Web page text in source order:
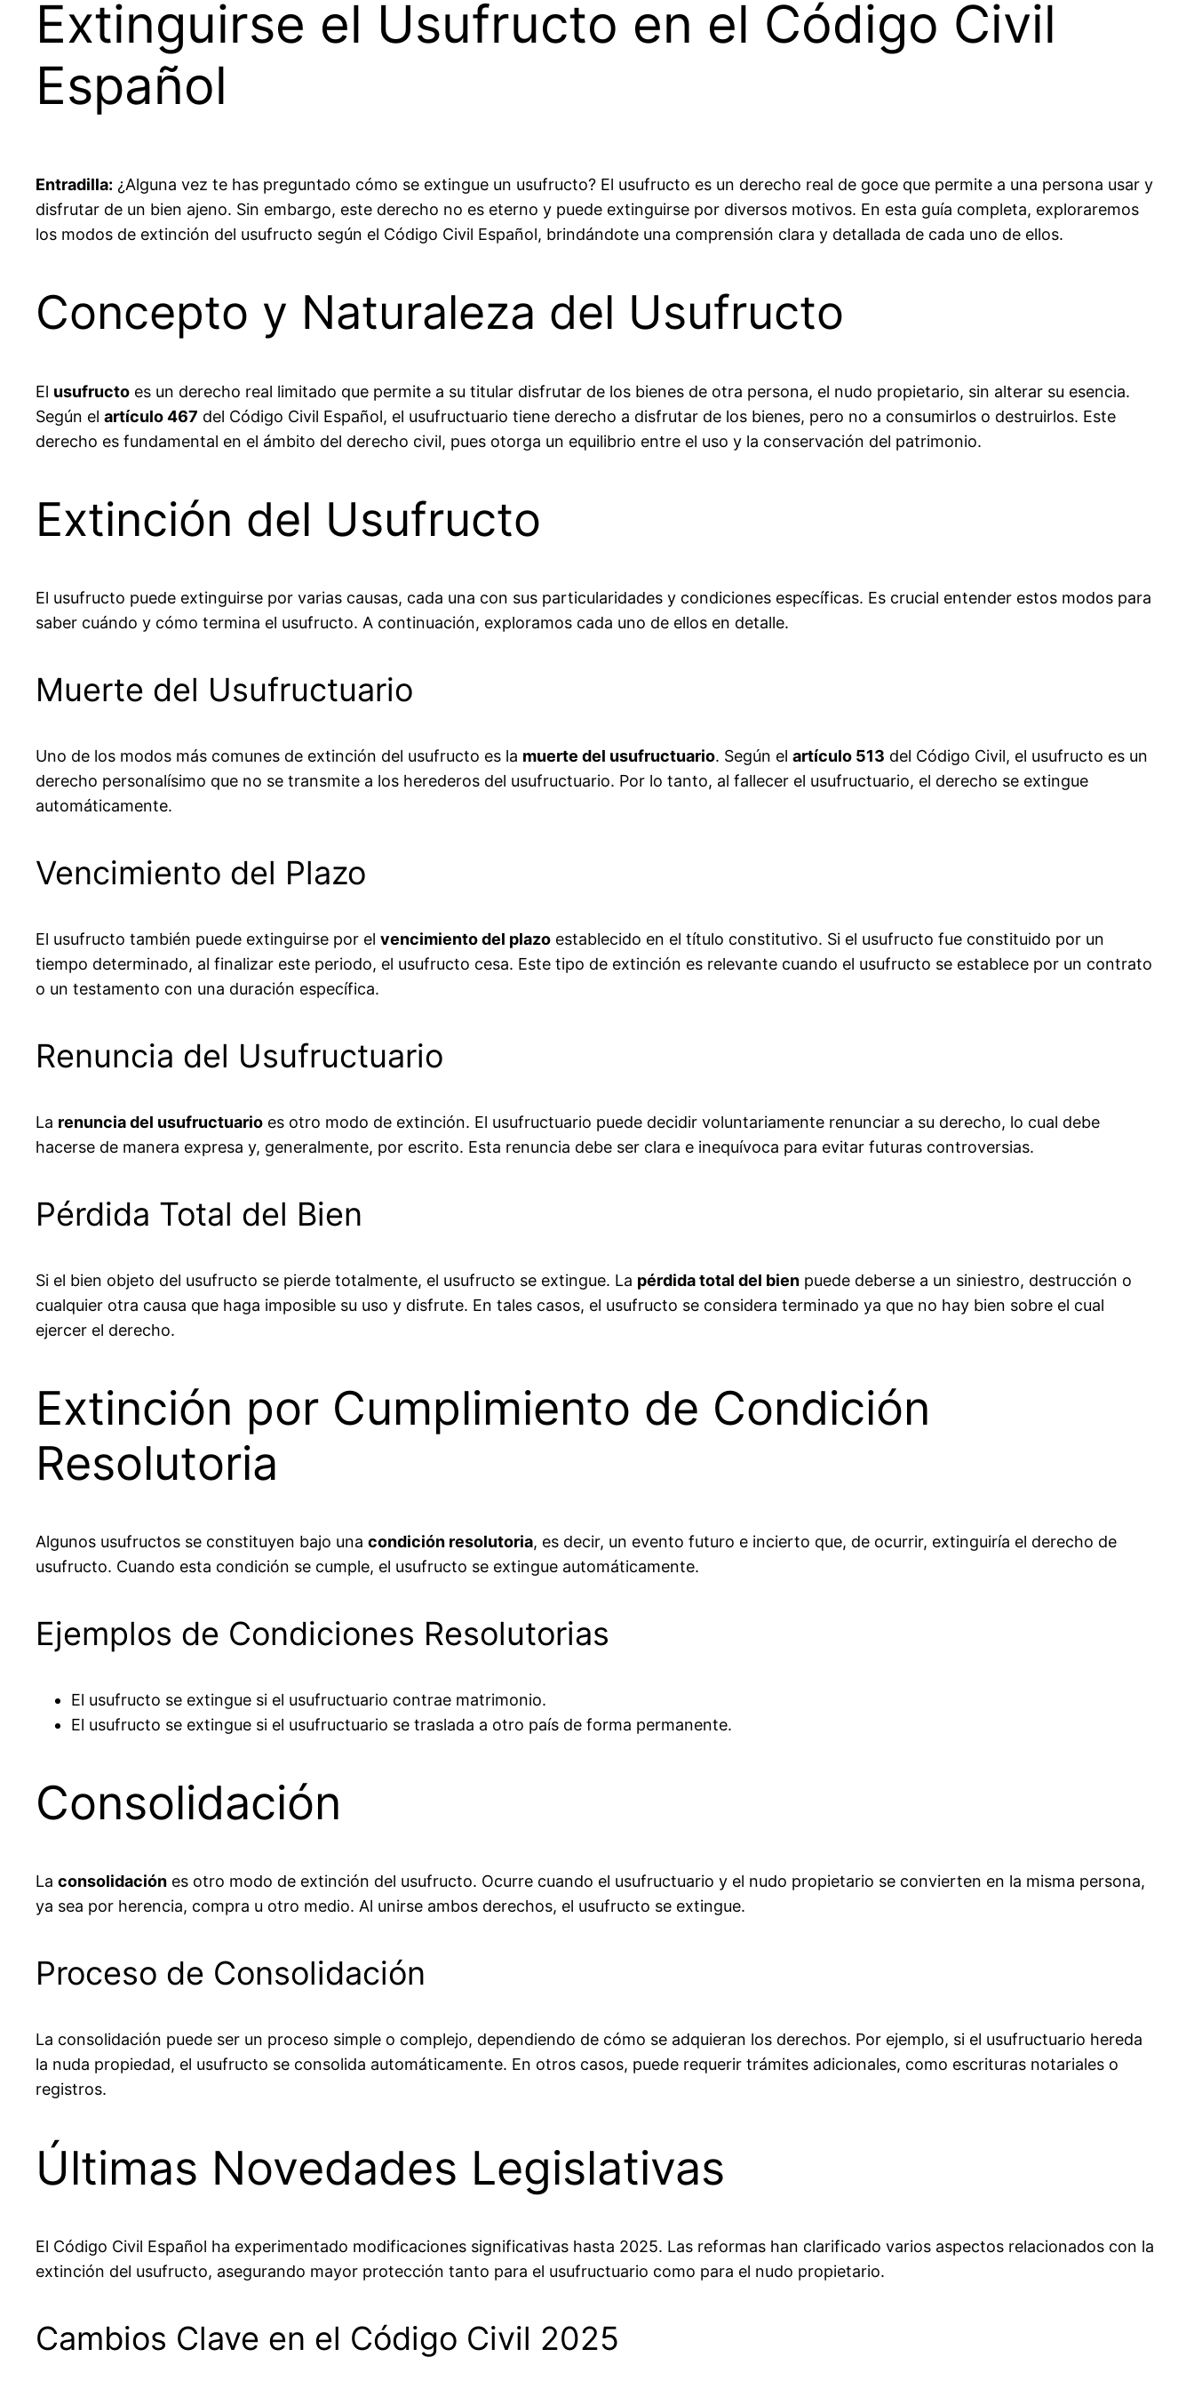
Extinguirse el Usufructo en el Código Civil
Español
Entradilla: ¿Alguna vez te has preguntado cómo se extingue un usufructo? El usufructo es un derecho real de goce que permite a una persona usar y
disfrutar de un bien ajeno. Sin embargo, este derecho no es eterno y puede extinguirse por diversos motivos. En esta guía completa, exploraremos
los modos de extinción del usufructo según el Código Civil Español, brindándote una comprensión clara y detallada de cada uno de ellos.
Concepto y Naturaleza del Usufructo
El usufructo es un derecho real limitado que permite a su titular disfrutar de los bienes de otra persona, el nudo propietario, sin alterar su esencia.
Según el artículo 467 del Código Civil Español, el usufructuario tiene derecho a disfrutar de los bienes, pero no a consumirlos o destruirlos. Este
derecho es fundamental en el ámbito del derecho civil, pues otorga un equilibrio entre el uso y la conservación del patrimonio.
Extinción del Usufructo
El usufructo puede extinguirse por varias causas, cada una con sus particularidades y condiciones específicas. Es crucial entender estos modos para
saber cuándo y cómo termina el usufructo. A continuación, exploramos cada uno de ellos en detalle.
Muerte del Usufructuario
Uno de los modos más comunes de extinción del usufructo es la muerte del usufructuario. Según el artículo 513 del Código Civil, el usufructo es un
derecho personalísimo que no se transmite a los herederos del usufructuario. Por lo tanto, al fallecer el usufructuario, el derecho se extingue
automáticamente.
Vencimiento del Plazo
El usufructo también puede extinguirse por el vencimiento del plazo establecido en el título constitutivo. Si el usufructo fue constituido por un
tiempo determinado, al finalizar este periodo, el usufructo cesa. Este tipo de extinción es relevante cuando el usufructo se establece por un contrato
o un testamento con una duración específica.
Renuncia del Usufructuario
La renuncia del usufructuario es otro modo de extinción. El usufructuario puede decidir voluntariamente renunciar a su derecho, lo cual debe
hacerse de manera expresa y, generalmente, por escrito. Esta renuncia debe ser clara e inequívoca para evitar futuras controversias.
Pérdida Total del Bien
Si el bien objeto del usufructo se pierde totalmente, el usufructo se extingue. La pérdida total del bien puede deberse a un siniestro, destrucción o
cualquier otra causa que haga imposible su uso y disfrute. En tales casos, el usufructo se considera terminado ya que no hay bien sobre el cual
ejercer el derecho.
Extinción por Cumplimiento de Condición
Resolutoria
Algunos usufructos se constituyen bajo una condición resolutoria, es decir, un evento futuro e incierto que, de ocurrir, extinguiría el derecho de
usufructo. Cuando esta condición se cumple, el usufructo se extingue automáticamente.
Ejemplos de Condiciones Resolutorias
El usufructo se extingue si el usufructuario contrae matrimonio.
El usufructo se extingue si el usufructuario se traslada a otro país de forma permanente.
Consolidación
La consolidación es otro modo de extinción del usufructo. Ocurre cuando el usufructuario y el nudo propietario se convierten en la misma persona,
ya sea por herencia, compra u otro medio. Al unirse ambos derechos, el usufructo se extingue.
Proceso de Consolidación
La consolidación puede ser un proceso simple o complejo, dependiendo de cómo se adquieran los derechos. Por ejemplo, si el usufructuario hereda
la nuda propiedad, el usufructo se consolida automáticamente. En otros casos, puede requerir trámites adicionales, como escrituras notariales o
registros.
Últimas Novedades Legislativas
El Código Civil Español ha experimentado modificaciones significativas hasta 2025. Las reformas han clarificado varios aspectos relacionados con la
extinción del usufructo, asegurando mayor protección tanto para el usufructuario como para el nudo propietario.
Cambios Clave en el Código Civil 2025